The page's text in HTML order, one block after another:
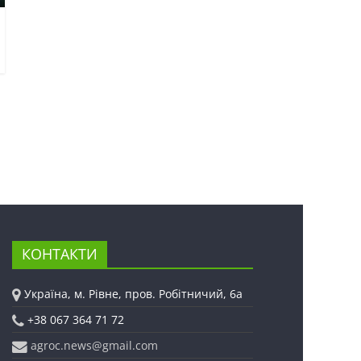
КОНТАКТИ
Україна, м. Рівне, пров. Робітничий, 6а
+38 067 364 71 72
agroc.news@gmail.com